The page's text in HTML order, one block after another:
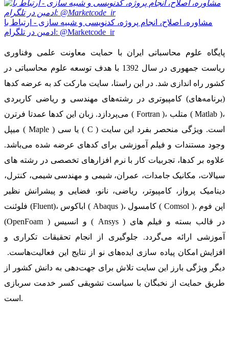
مشاوره، اصلاح، انجام پروژه، کدنویسی و شبیه سازی - ارتباط با
ادمین در تلگرام: @Marketcode_ir
پایگاه علوم محاسباتی ایران با حمایت معاونت علمی وفناوری
ریاست جمهوری در سال 1392 با هدف توسعه علوم محاسباتی در
کشور راه اندازی شد. در این راستا، سایت مارکت کد به عرضه کدها
(برنامه‌های) کامپیوتری در رشته‌های مهندسی و ریاضی کاربردی
می‌پردازد. زبان این کدها عمدتا فرترن ( Fortran )، متلب ( Matlab )،
میپل ( Maple ) یا سی ( C ) است. ویژگی منحصر بفرد این سایت
وجود مستندات و فیلم آموزشی برای کدهای عرضه شده می‌باشد.
علاوه بر کدها، تجربیات کار با نرم افزارهای تخصصی در رشته های
سیالات، مکانیک جامدات، عمران، شیمی و مهندسی شیمی، کنترل،
دینامیک پرواز، کامپیوتر، ریاضی، نانو، فضایی و پیشرانش نظیر
فلوئنت (Fluent)، اباکوس ( Abaqus )، کامسول ( Comsol )، اپن فوم
(OpenFoam ) و انسیس ( Ansys ) در قالب بسته‌ و فیلم های
آموزشی ارائه می‌گردد. جلوگیری از انجام تحقیقات تکراری و
افزایش امکان پیاده سازی ایده‌های نو از نتایج این فعالیت‌هاست.
دیگر ویژگی بارز این سایت تلاش برای جهت‌دهی به دانش کشور از
طریق حمایت از نخبگان با سیاست تشویقی کسر خدمت سربازی
است.